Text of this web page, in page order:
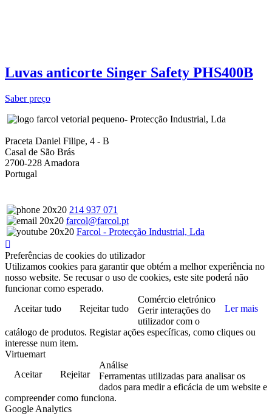
Luvas anticorte Singer Safety PHS400B
Saber preço
- Protecção Industrial, Lda
Praceta Daniel Filipe, 4 - B
Casal de São Brás
2700-228 Amadora
Portugal
214 937 071
farcol@farcol.pt
Farcol - Protecção Industrial, Lda
Preferências de cookies do utilizador
Utilizamos cookies para garantir que obtém a melhor experiência no
nosso website. Se recusar o uso de cookies, este site poderá não
funcionar como esperado.
Aceitar tudo
Rejeitar tudo Ler mais
Comércio eletrónico
Gerir interações do
utilizador com o
catálogo de produtos. Registar ações específicas, como cliques ou
interesse num item.
Virtuemart
Aceitar
Rejeitar
Análise
Ferramentas utilizadas para analisar os
dados para medir a eficácia de um website e
compreender como funciona.
Google Analytics